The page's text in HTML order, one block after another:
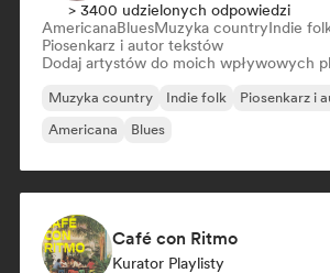
> 3400 udzielonych odpowiedzi
AmericanaBluesMuzyka countryIndie
Piosenkarz i autor tekstów
Dodaj artystów do moich wpływowych
Muzyka country Indie folk
Piosenkarz i
Americana
Blues
Café con Ritmo
Kurator Playlisty